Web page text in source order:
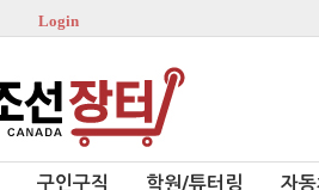
Login
구인구직 학원/튜터링 자